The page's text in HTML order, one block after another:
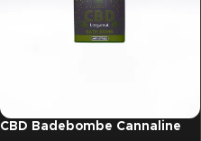
CBD Badebombe Cannaline